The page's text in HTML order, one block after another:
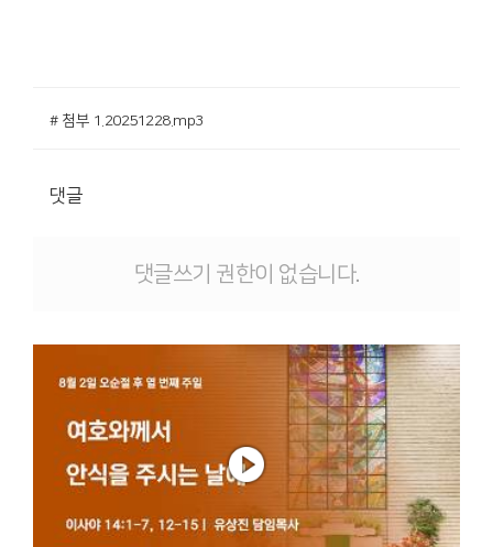
# 첨부 1.20251228.mp3
댓글
댓글쓰기 권한이 없습니다.